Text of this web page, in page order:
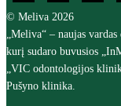
© Meliva 2026
„Meliva“ – naujas
kurį sudaro buvusios
„VIC odontologijos
Pušyno klinika.